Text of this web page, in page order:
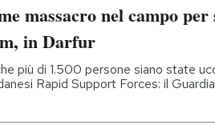
massacro nel campo
in Darfur
più di 1.500 persone siano state
Rapid Support Forces: il